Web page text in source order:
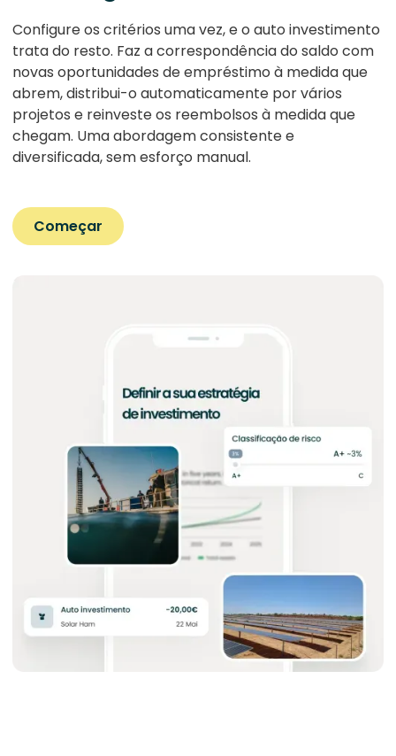
Configure os critérios uma vez, e o auto investimento
trata do resto. Faz a correspondência do saldo com
novas oportunidades de empréstimo à medida que
abrem, distribui-o automaticamente por vários
projetos e reinveste os reembolsos à medida que
chegam. Uma abordagem consistente e
diversificada, sem esforço manual.
Começar